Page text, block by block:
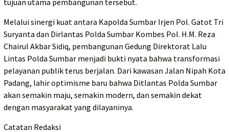
Melalui sinergi kuat antara Kapolda Sumbar Irjen Pol. Gatot Tri
Suryanta dan Dirlantas Polda Sumbar Kombes Pol. H.M. Reza
Chairul Akbar Sidiq, pembangunan Gedung Direktorat Lalu
Lintas Polda Sumbar menjadi bukti nyata bahwa transformasi
pelayanan publik terus berjalan. Dari kawasan Jalan Nipah Kota
Padang, lahir optimisme baru bahwa Ditlantas Polda Sumbar
akan semakin maju, semakin modern, dan semakin dekat
dengan masyarakat yang dilayaninya.
Catatan Redaksi